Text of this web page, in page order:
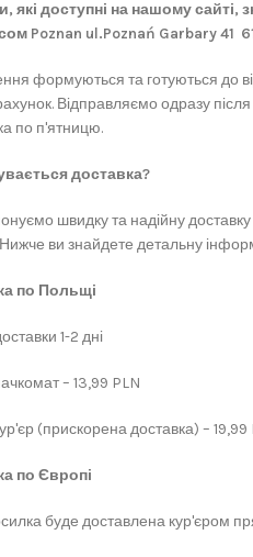
які доступні на нашому
Poznan ul.Poznań Garbary 41
формуються та готуються до
Відправляємо одразу
по п'ятницю.
доставка?
швидку та надійну
ви знайдете детальну
по Польщі
1-2 дні
– 13,99 PLN
(прискорена доставка) – 19,99
по Європі
буде доставлена кур'єром